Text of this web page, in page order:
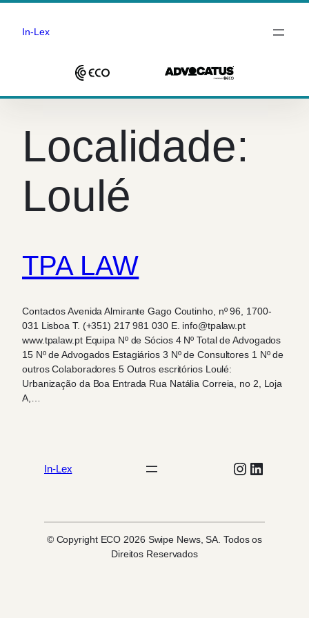
Saltar
In-Lex
Localidade:
Loulé
TPA LAW
Contactos Avenida Almirante Gago Coutinho, nº 96, 1700-
031 Lisboa T. (+351) 217 981 030 E. info@tpalaw.pt
www.tpalaw.pt Equipa Nº de Sócios 4 Nº Total de Advogados
15 Nº de Advogados Estagiários 3 Nº de Consultores 1 Nº de
outros Colaboradores 5 Outros escritórios Loulé:
Urbanização da Boa Entrada Rua Natália Correia, no 2, Loja
A,…
In-Lex Instagram
LinkedIn
© Copyright ECO 2026 Swipe News, SA. Todos os
Direitos Reservados